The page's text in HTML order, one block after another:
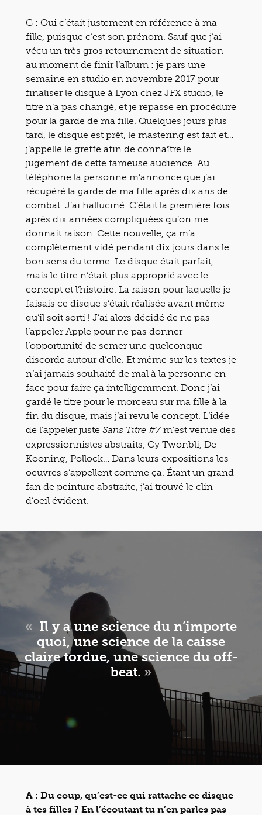
G : Oui c’était justement en référence à ma
fille, puisque c’est son prénom. Sauf que j’ai
vécu un très gros retournement de situation
au moment de finir l’album : je pars une
semaine en studio en novembre 2017 pour
finaliser le disque à Lyon chez JFX studio, le
titre n’a pas changé, et je repasse en procédure
pour la garde de ma fille. Quelques jours plus
tard, le disque est prêt, le mastering est fait et…
j’appelle le greffe afin de connaître le
jugement de cette fameuse audience. Au
téléphone la personne m’annonce que j’ai
récupéré la garde de ma fille après dix ans de
combat. J’ai halluciné. C’était la première fois
après dix années compliquées qu’on me
donnait raison. Cette nouvelle, ça m’a
complètement vidé pendant dix jours dans le
bon sens du terme. Le disque était parfait,
mais le titre n’était plus approprié avec le
concept et l’histoire. La raison pour laquelle je
faisais ce disque s’était réalisée avant même
qu’il soit sorti ! J’ai alors décidé de ne pas
l’appeler Apple pour ne pas donner
l’opportunité de semer une quelconque
discorde autour d’elle. Et même sur les textes je
n’ai jamais souhaité de mal à la personne en
face pour faire ça intelligemment. Donc j’ai
gardé le titre pour le morceau sur ma fille à la
fin du disque, mais j’ai revu le concept. L’idée
de l’appeler juste Sans Titre #7m’est venue des
expressionnistes abstraits, Cy Twonbli, De
Kooning, Pollock… Dans leurs expositions les
oeuvres s’appellent comme ça. Étant un grand
fan de peinture abstraite, j’ai trouvé le clin
d’oeil évident.
« Il y a une science du n’importe
quoi, une science de la caisse
claire tordue, une science du off-
beat. »
A : Du coup, qu’est-ce qui rattache ce disque
à tes filles ? En l’écoutant tu n’en parles pas